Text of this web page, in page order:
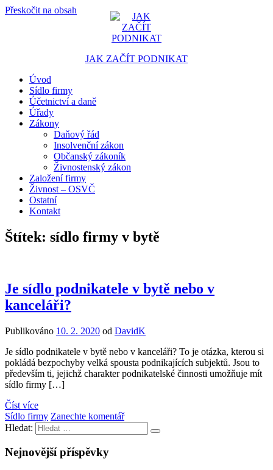
Přeskočit na obsah
JAK ZAČÍT PODNIKAT
Portál pro podnikatele
Úvod
Sídlo firmy
Účetnictví a daně
Úřady
Zákony
Daňový řád
Insolvenční zákon
Občanský zákoník
Živnostenský zákon
Založení firmy
Živnost – OSVČ
Ostatní
Kontakt
Štítek: sídlo firmy v bytě
Je sídlo podnikatele v bytě nebo v
kanceláři?
Publikováno 10. 2. 2020 od DavidK
Je sídlo podnikatele v bytě nebo v kanceláři? To je otázka, kterou si
pokládá bezpochyby velká spousta podnikajících subjektů. Jsou to
především ti, jejichž charakter podnikatelské činnosti umožňuje mít
sídlo firmy […]
Číst více
Sídlo firmy Zanechte komentář
Hledat:
Nejnovější příspěvky